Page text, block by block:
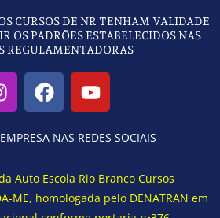
CURSOS DE NR TENHAM VALIDADE
OS PADRÕES ESTABELECIDOS NAS
REGULAMENTADORAS
F
a
c
e
o
o
Y
o
u
t
b
e
NAS REDES SOCIAIS
Auto Escola Rio Branco Cursos
ME, homologada pelo DENATRAN em